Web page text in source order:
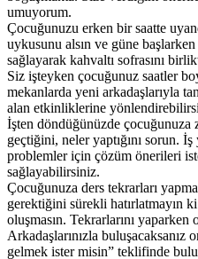
umuyorum.
Çocuğunuzu erken bir saatte
uykusunu alsın ve güne başlarken
sağlayarak kahvaltı sofrasını
Siz işteyken çocuğunuz saatler
mekanlarda yeni arkadaşlarıyla
alan etkinliklerine
İşten döndüğünüzde çocuğunuza
geçtiğini, neler yaptığını sorun. İş
problemler için çözüm önerileri
sağlayabilirsiniz.
Çocuğunuza ders tekrarları
gerektiğini sürekli hatırlatmayın
oluşmasın. Tekrarlarını yaparken
Arkadaşlarınızla buluşacaksanız
gelmek ister misin” teklifinde